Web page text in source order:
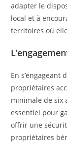
adapter le
local et à
territoires où
En s’engageant
propriétaires
minimale de six
essentiel pour
offrir une
propriétaires